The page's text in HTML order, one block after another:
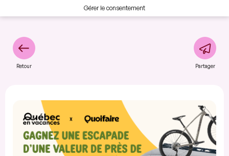
Gérer le consentement
Retour Partager